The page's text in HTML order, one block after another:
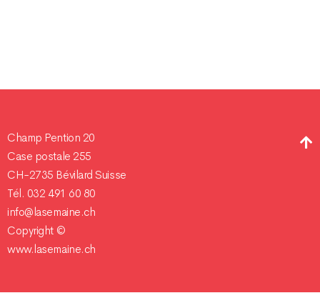
Champ Pention 20
Case postale 255
CH-2735 Bévilard Suisse
Tél. 032 491 60 80
info@lasemaine.ch
Copyright ©
www.lasemaine.ch